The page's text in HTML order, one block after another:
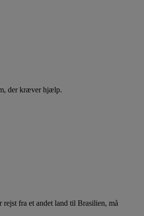
der kræver hjælp.
fra et andet land til Brasilien, må